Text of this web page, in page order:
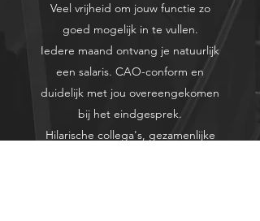
Veel vrijheid om jouw functie zo
goed mogelijk in te vullen.
Iedere maand ontvang je natuurlijk
een salaris. CAO-conform en
duidelijk met jou overeengekomen
bij het eindgesprek.
Hilarische collega's, gezamenlijke